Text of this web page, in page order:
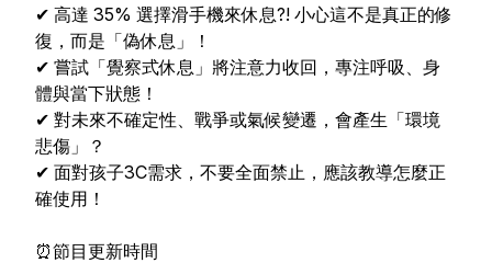
✔ 高達 35% 選擇滑手機來休息?! 小心這不是真正的修
復，而是「偽休息」！
✔ 嘗試「覺察式休息」將注意力收回，專注呼吸、身
體與當下狀態！
✔ 對未來不確定性、戰爭或氣候變遷，會產生「環境
悲傷」？
✔ 面對孩子3C需求，不要全面禁止，應該教導怎麼正
確使用！
⏰節目更新時間